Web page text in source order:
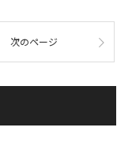
次のページ